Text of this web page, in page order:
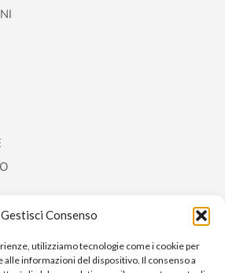
Gestisci Consenso
utilizziamo tecnologie come i cookie per
informazioni del dispositivo. Il consenso a